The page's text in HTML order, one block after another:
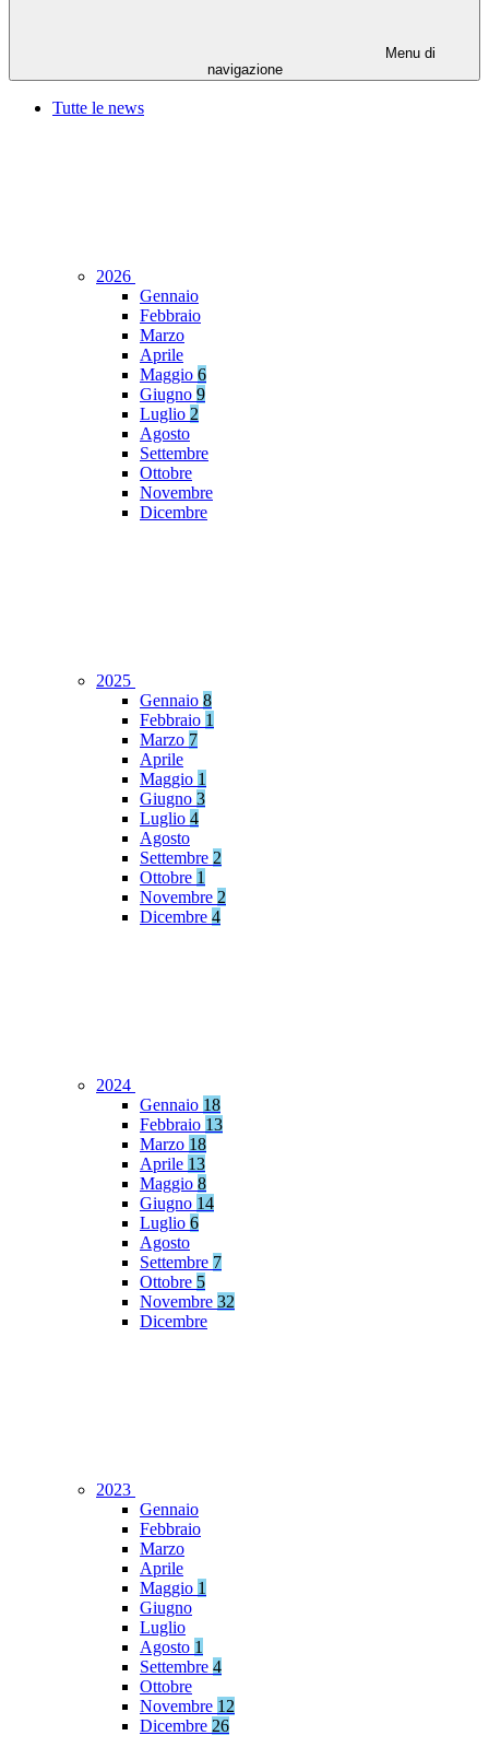
Menu di
navigazione
Tutte le news
2026
Gennaio
Febbraio
Marzo
Aprile
Maggio 6
Giugno 9
Luglio 2
Agosto
Settembre
Ottobre
Novembre
Dicembre
2025
Gennaio 8
Febbraio 1
Marzo 7
Aprile
Maggio 1
Giugno 3
Luglio 4
Agosto
Settembre 2
Ottobre 1
Novembre 2
Dicembre 4
2024
Gennaio 18
Febbraio 13
Marzo 18
Aprile 13
Maggio 8
Giugno 14
Luglio 6
Agosto
Settembre 7
Ottobre 5
Novembre 32
Dicembre
2023
Gennaio
Febbraio
Marzo
Aprile
Maggio 1
Giugno
Luglio
Agosto 1
Settembre 4
Ottobre
Novembre 12
Dicembre 26